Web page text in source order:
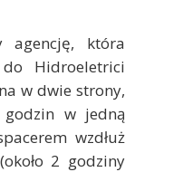
agencję, która
Hidroeletrici
w dwie strony,
w jedną
wzdłuż
2 godziny